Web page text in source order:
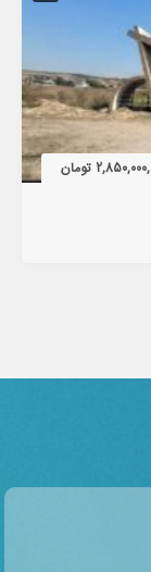
تومان